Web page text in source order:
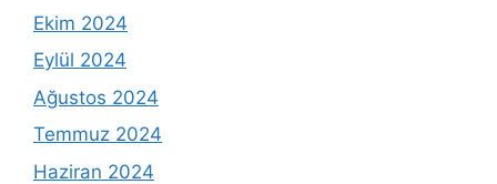
Ekim 2024
Eylül 2024
Ağustos 2024
Temmuz 2024
Haziran 2024